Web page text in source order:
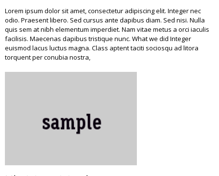
Lorem ipsum dolor sit amet, consectetur adipiscing elit. Integer nec
odio. Praesent libero. Sed cursus ante dapibus diam. Sed nisi. Nulla
quis sem at nibh elementum imperdiet. Nam vitae metus a orci iaculis
facilisis. Maecenas dapibus tristique nunc. What we did Integer
euismod lacus luctus magna. Class aptent taciti sociosqu ad litora
torquent per conubia nostra,